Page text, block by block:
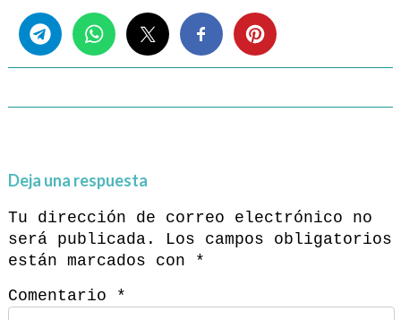
Deja una respuesta
Tu dirección de correo electrónico no
será publicada.
Los campos obligatorios
están marcados con
*
Comentario
*